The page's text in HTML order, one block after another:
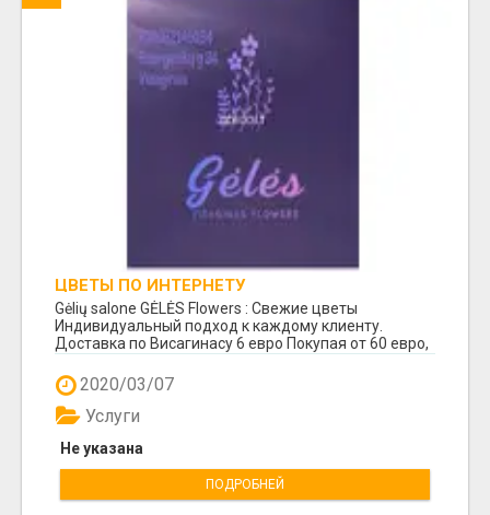
ЦВЕТЫ ПО ИНТЕРНЕТУ
Gėlių salone GĖLĖS Flowers : Свежие цветы
Индивидуальный подход к каждому клиенту.
Доставка по Висагинасу 6 евро Покупая от 60 евро,
2020/03/07
Не указана
Услуги
ПОДРОБНЕЙ